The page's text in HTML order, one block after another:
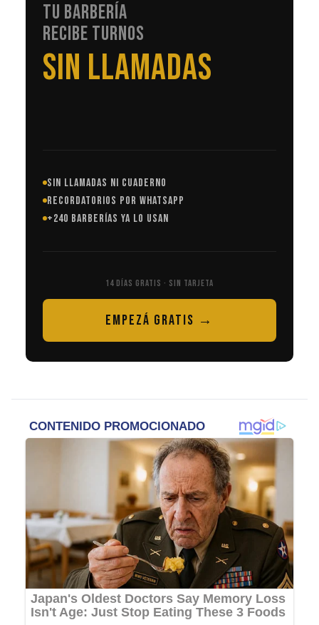
TU BARBERÍA
RECIBE TURNOS
EN AUTOMÁTICO
SIN LLAMADAS NI CUADERNO
RECORDATORIOS POR WHATSAPP
+240 BARBERÍAS YA LO USAN
14 DÍAS GRATIS · SIN TARJETA
EMPEZÁ GRATIS →